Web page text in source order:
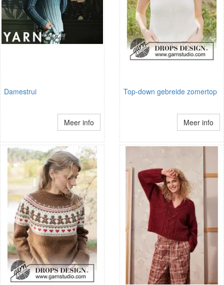
Damestrui
Meer info
Top-down gebreide zomertop
Meer info